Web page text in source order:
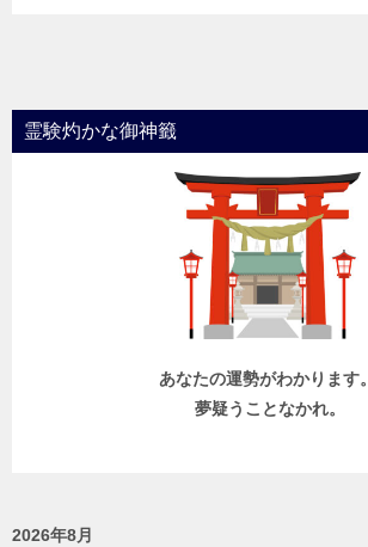
霊験灼かな御神籤
あなたの運勢がわかります。
夢疑うことなかれ。
2026年8月